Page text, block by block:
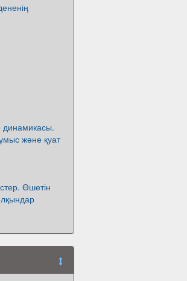
динамикасы.
және қуат
Өшетін